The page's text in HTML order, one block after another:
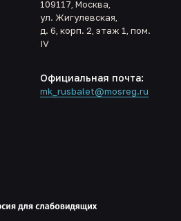
109117, Москва,
ул. Жигулевская,
д. 6, корп. 2, этаж 1, пом.
IV
Официальная почта:
mk_rusbalet@mosreg.ru